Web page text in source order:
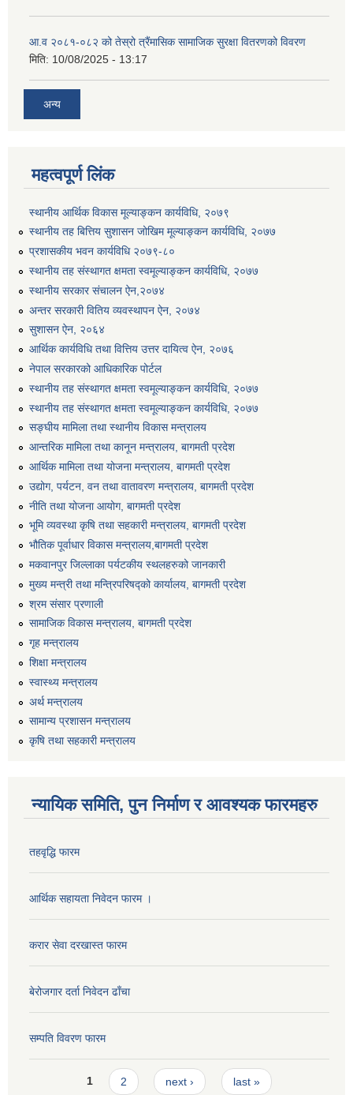
आ.व २०८१-०८२ को तेस्रो त्रैंमासिक सामाजिक सुरक्षा वितरणको विवरण
मिति: 10/08/2025 - 13:17
अन्य
महत्वपूर्ण लिंक
स्थानीय आर्थिक विकास मूल्याङ्कन कार्यविधि, २०७९
स्थानीय तह बित्तिय सुशासन जोखिम मूल्याङ्कन कार्यविधि, २०७७
प्रशासकीय भवन कार्यविधि २०७९-८०
स्थानीय तह संस्थागत क्षमता स्वमूल्याङ्कन कार्यविधि, २०७७
स्थानीय सरकार संचालन ऐन,२०७४
अन्तर सरकारी वितिय व्यवस्थापन ऐन, २०७४
सुशासन ऐन, २०६४
आर्थिक कार्यविधि तथा वित्तिय उत्तर दायित्व ऐन, २०७६
नेपाल सरकारको आधिकारिक पोर्टल
स्थानीय तह संस्थागत क्षमता स्वमूल्याङ्कन कार्यविधि, २०७७
स्थानीय तह संस्थागत क्षमता स्वमूल्याङ्कन कार्यविधि, २०७७
सङ्घीय मामिला तथा स्थानीय विकास मन्त्रालय
आन्तरिक मामिला तथा कानून मन्त्रालय, बागमती प्रदेश
आर्थिक मामिला तथा योजना मन्त्रालय, बागमती प्रदेश
उद्योग, पर्यटन, वन तथा वातावरण मन्त्रालय, बागमती प्रदेश
नीति तथा योजना आयोग, बागमती प्रदेश
भूमि व्यवस्था कृषि तथा सहकारी मन्त्रालय, बागमती प्रदेश
भौतिक पूर्वाधार विकास मन्त्रालय,बागमती प्रदेश
मकवानपुर जिल्लाका पर्यटकीय स्थलहरुको जानकारी
मुख्य मन्त्री तथा मन्त्रिपरिषद्को कार्यालय, बागमती प्रदेश
श्रम संसार प्रणाली
सामाजिक विकास मन्त्रालय, बागमती प्रदेश
गृह मन्त्रालय
शिक्षा मन्त्रालय
स्वास्थ्य मन्त्रालय
अर्थ मन्त्रालय
सामान्य प्रशासन मन्त्रालय
कृषि तथा सहकारी मन्त्रालय
न्यायिक समिति, पुन निर्माण र आवश्यक फारमहरु
तहवृद्धि फारम
आर्थिक सहायता निवेदन फारम ।
करार सेवा दरखास्त फारम
बेरोजगार दर्ता निवेदन ढाँचा
सम्पति विवरण फारम
Pages1 2 next › last »